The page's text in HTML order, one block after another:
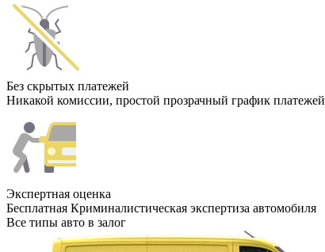
Без скрытых платежей
Никакой комиссии, простой прозрачный график платежей
Экспертная оценка
Бесплатная Криминалистическая экспертиза автомобиля
Все типы авто в залог